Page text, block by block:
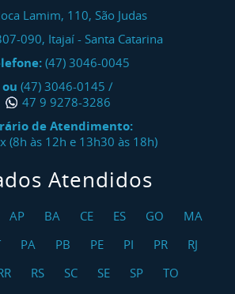
Lamim, 110, São Judas
090, Itajaí- Santa Catarina
(47) 3046-0045
ou (47) 3046-0145 /
47 9 9278-3286
de Atendimento:
(8h às 12h e 13h30 às 18h)
Atendidos
AP BA CE ES GO
MA
PA PB PE PI PR
RJ
RS SC SE SP TO